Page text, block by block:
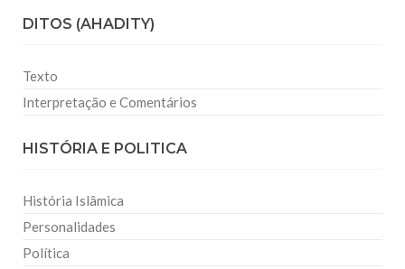
DITOS (AHADITY)
Texto
Interpretação e Comentários
HISTÓRIA E POLITICA
História Islâmica
Personalidades
Política